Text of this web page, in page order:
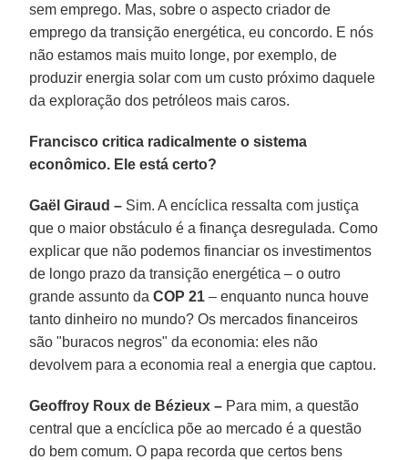
sem emprego. Mas, sobre o aspecto criador de
emprego da transição energética, eu concordo. E nós
não estamos mais muito longe, por exemplo, de
produzir energia solar com um custo próximo daquele
da exploração dos petróleos mais caros.
Francisco critica radicalmente o sistema
econômico. Ele está certo?
Gaël Giraud – Sim. A encíclica ressalta com justiça
que o maior obstáculo é a finança desregulada. Como
explicar que não podemos financiar os investimentos
de longo prazo da transição energética – o outro
grande assunto daCOP 21 – enquanto nunca houve
tanto dinheiro no mundo? Os mercados financeiros
são "buracos negros" da economia: eles não
devolvem para a economia real a energia que captou.
Geoffroy Roux de Bézieux – Para mim, a questão
central que a encíclica põe ao mercado é a questão
do bem comum. O papa recorda que certos bens